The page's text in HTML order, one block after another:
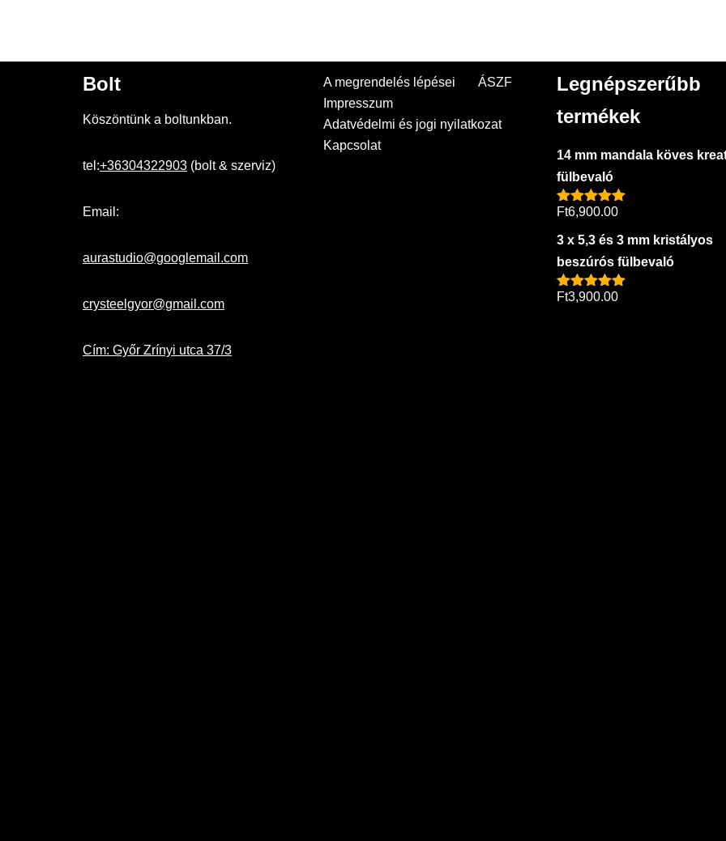
Bolt
Köszöntünk a boltunkban.
tel:+36304322903 (bolt & szerviz)
Email:
aurastudio@googlemail.com
crysteelgyor@gmail.com
Cím: Győr Zrínyi utca 37/3
A megrendelés lépései
ÁSZF
Impresszum
Adatvédelmi és jogi nyilatkozat
Kapcsolat
Legnépszerűbb
termékek
14 mm mandala köves
fülbevaló
Értékelés:
Ft6,900.00
3 x 5,3 és 3 mm kristályos
beszúrós fülbevaló
Értékelés:
Ft3,900.00